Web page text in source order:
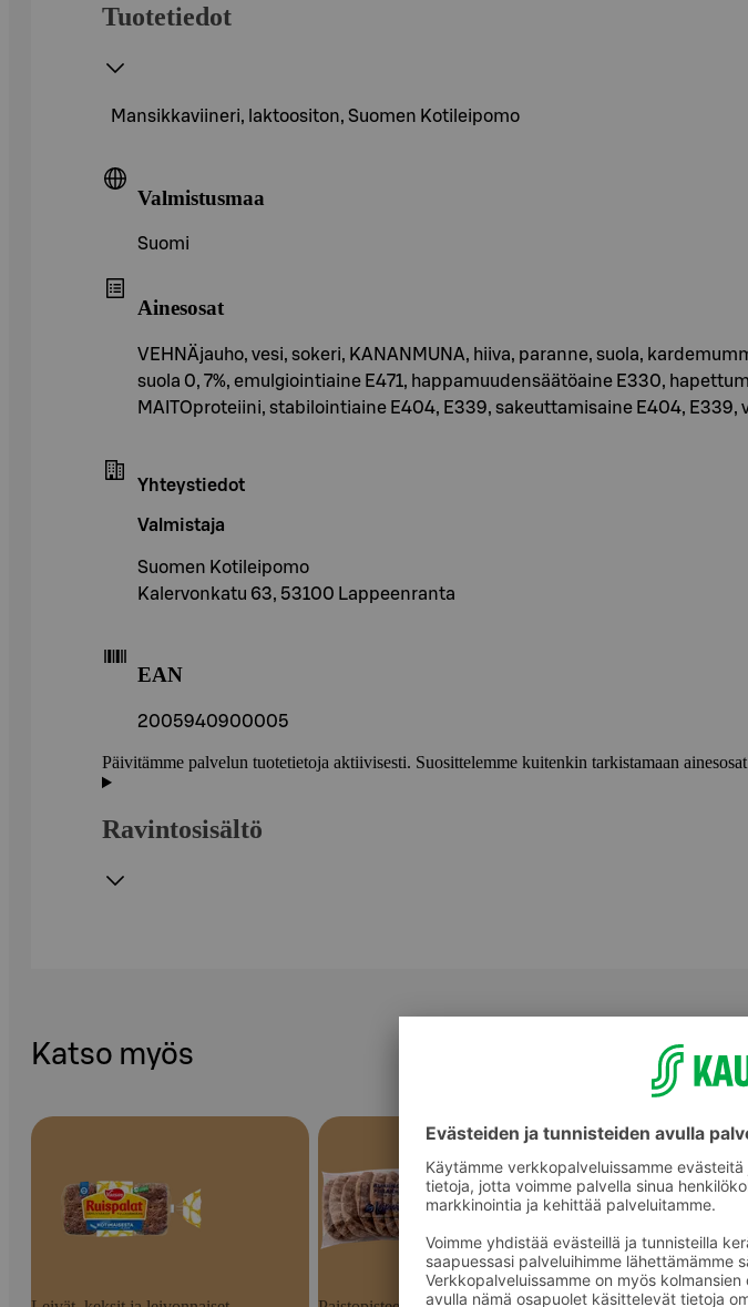
Tuotetiedot
Mansikkaviineri, laktoositon, Suomen Kotileipomo
Valmistusmaa
Suomi
Ainesosat
VEHNÄjauho, vesi, sokeri, KANANMUNA, hiiva, paranne, suola,
suola 0, 7%, emulgiointiaine E471, happamuudensäätöaine E330,
MAITOproteiini, stabilointiaine E404, E339, sakeuttamisaine E404, E339,
Yhteystiedot
Valmistaja
Suomen Kotileipomo
Kalervonkatu 63, 53100 Lappeenranta
EAN
2005940900005
Päivitämme palvelun tuotetietoja aktiivisesti. Suosittelemme kuitenkin tarkistamaan
Ravintosisältö
Katso myös